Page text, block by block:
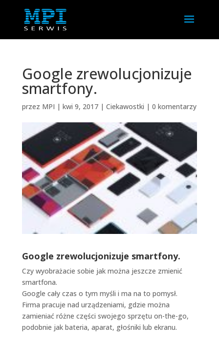
Google zrewolucjonizuje
smartfony.
przez MPI | kwi 9, 2017| Ciekawostki | 0 komentarzy
Google zrewolucjonizuje smartfony.
Czy wyobrażacie sobie jak można jeszcze zmienić
smartfona.
Google cały czas o tym myśli i ma na to pomysł.
Firma pracuje nad urządzeniami, gdzie można
zamieniać różne części swojego sprzętu on-the-go,
podobnie jak bateria, aparat, głośniki lub ekranu.